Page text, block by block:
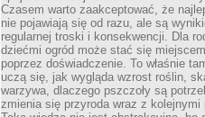
Czasem warto zaakceptować, że
nie pojawiają się od razu, ale są
regularnej troski i konsekwencji. Dla
dziećmi ogród może stać się
poprzez doświadczenie. To właśnie
uczą się, jak wygląda wzrost roślin,
warzywa, dlaczego pszczoły są
zmienia się przyroda wraz z kolejnymi